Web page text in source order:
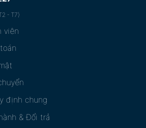
- T7)
viên
định chung
& Đổi trả